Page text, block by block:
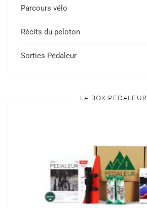
Parcours vélo
Récits du peloton
Sorties Pédaleur
LA BOX PÉDALEUR